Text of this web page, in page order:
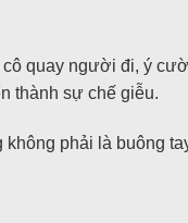
cô quay người đi, ý
thành sự chế giễu.
không phải là buông